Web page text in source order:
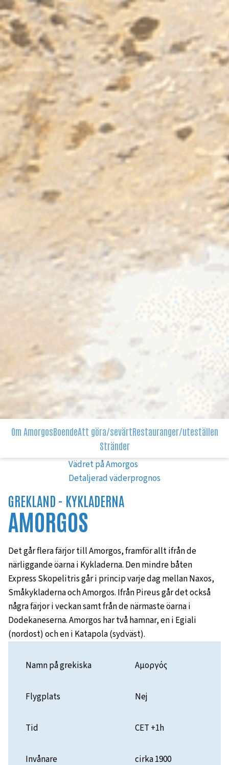
Vädret på Amorgos
Detaljerad väderprognos
Om AmorgosBoendeAtt göra/sevärtRestauranger/uteställen
Stränder
GREKLAND - KYKLADERNA
AMORGOS
Det går flera färjor till Amorgos, framför allt ifrån de
närliggande öarna i Kykladerna. Den mindre båten
Express Skopelitris går i princip varje dag mellan Naxos,
Småkykladerna och Amorgos. Ifrån Pireus går det också
några färjor i veckan samt från de närmaste öarna i
Dodekaneserna. Amorgos har två hamnar, en i Egiali
(nordost) och en i Katapola (sydväst).
Namn på grekiska Αμοργός
Flygplats Nej
Tid CET +1h
Invånare cirka 1900